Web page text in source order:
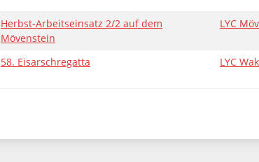
Herbst-Arbeitseinsatz 2/2 auf dem
Mövenstein
LYC
58. Eisarschregatta LYC